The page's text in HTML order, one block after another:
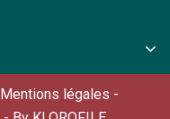
Mentions légales -